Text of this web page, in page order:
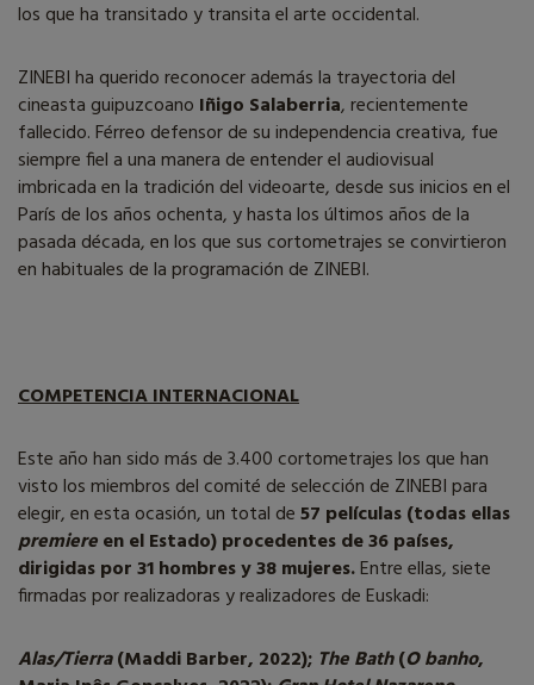
los que ha transitado y transita el arte occidental.
ZINEBI ha querido reconocer además la trayectoria del
cineasta guipuzcoano Iñigo Salaberria, recientemente
fallecido. Férreo defensor de su independencia creativa, fue
siempre fiel a una manera de entender el audiovisual
imbricada en la tradición del videoarte, desde sus inicios en el
París de los años ochenta, y hasta los últimos años de la
pasada década, en los que sus cortometrajes se convirtieron
en habituales de la programación de ZINEBI.
COMPETENCIA INTERNACIONAL
Este año han sido más de 3.400 cortometrajes los que han
visto los miembros del comité de selección de ZINEBI para
elegir, en esta ocasión, un total de57 películas (todas ellas
premiereen el Estado) procedentes de 36 países,
dirigidas por 31 hombres y 38 mujeres.Entre ellas, siete
firmadas por realizadoras y realizadores de Euskadi:
Alas/Tierra(Maddi Barber, 2022); The Bath(O banho,